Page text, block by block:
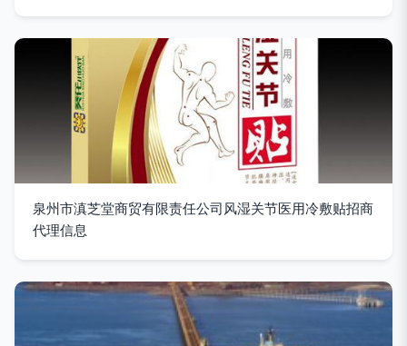
泉州市滇芝堂商贸有限责任公司风湿关节医用冷敷贴招商
代理信息